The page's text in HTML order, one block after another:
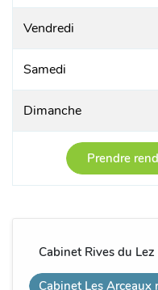
Cabinet Rives du
Cabinet Les
Vendredi
Samedi
Dimanche
Prendre